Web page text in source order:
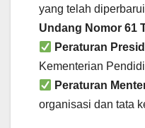
yang telah
Undang Nomor 61
Peraturan
Kementerian
Peraturan
organisasi dan tata